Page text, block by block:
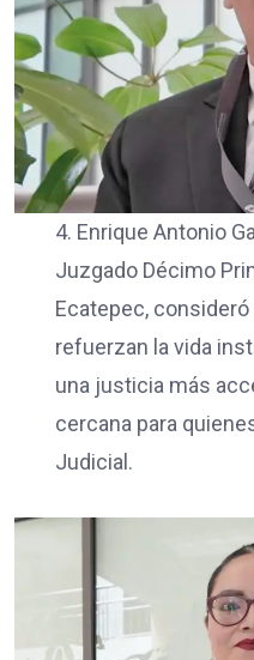
4. Enrique Antonio
Juzgado Décimo
Ecatepec,
refuerzan la vida
una justicia más
cercana para
Judicial.